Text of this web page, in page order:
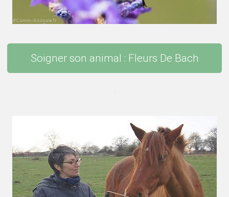
Soigner son animal : Fleurs De Bach
.